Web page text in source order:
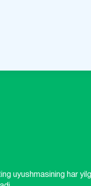
uyushmasining har yilgi